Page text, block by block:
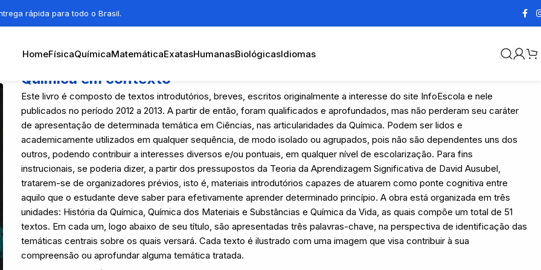
rápida para todo o Brasil.
HomeFísicaQuímicaMatemáticaExatasHumanasBiológicasIdiomas
Química em contexto
Este livro é composto de textos introdutórios, breves, escritos originalmente a interesse do site InfoEscola e nele
publicados no período 2012 a 2013. A partir de então, foram qualificados e aprofundados, mas não perderam seu caráter
de apresentação de determinada temática em Ciências, nas articularidades da Química. Podem ser lidos e
academicamente utilizados em qualquer sequência, de modo isolado ou agrupados, pois não são dependentes uns dos
outros, podendo contribuir a interesses diversos e/ou pontuais, em qualquer nível de escolarização. Para fins
instrucionais, se poderia dizer, a partir dos pressupostos da Teoria da Aprendizagem Significativa de David Ausubel,
tratarem-se de organizadores prévios, isto é, materiais introdutórios capazes de atuarem como ponte cognitiva entre
aquilo que o estudante deve saber para efetivamente aprender determinado princípio. A obra está organizada em três
unidades: História da Química, Química dos Materiais e Substâncias e Química da Vida, as quais compõe um total de 51
textos. Em cada um, logo abaixo de seu título, são apresentadas três palavras-chave, na perspectiva de identificação das
temáticas centrais sobre os quais versará. Cada texto é ilustrado com uma imagem que visa contribuir à sua
compreensão ou aprofundar alguma temática tratada.